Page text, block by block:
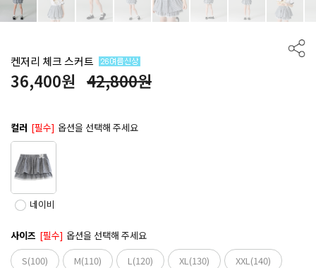
켄저리 체크 스커트
36,400원 42,800원
컬러 [필수] 옵션을 선택해 주세요
네이비
사이즈 [필수] 옵션을 선택해 주세요
S(100)
M(110) L(120) XL(130) XXL(140)